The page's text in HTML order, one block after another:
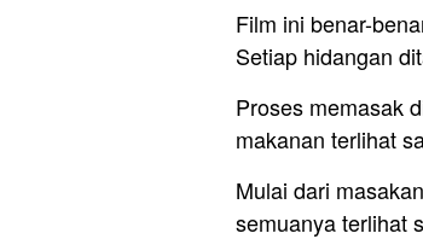
Film ini benar-
Setiap hidangan
Proses memasak
makanan terlihat
Mulai dari
semuanya terlihat